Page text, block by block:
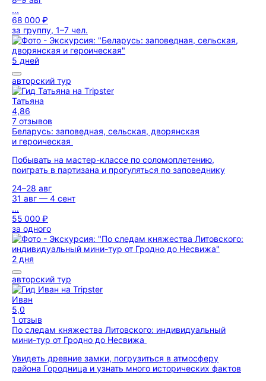
...
68 000 ₽
за группу, 1–7 чел.
5 дней
авторский тур
Татьяна
4,86
7 отзывов
Беларусь: заповедная, сельская, дворянская
и героическая
Побывать на мастер-классе по соломоплетению,
поиграть в партизана и прогуляться по заповеднику
24–28 авг
31 авг — 4 сент
...
55 000 ₽
за одного
2 дня
авторский тур
Иван
5,0
1 отзыв
По следам княжества Литовского: индивидуальный
мини-тур от Гродно до Несвижа
Увидеть древние замки, погрузиться в атмосферу
района Городница и узнать много исторических фактов